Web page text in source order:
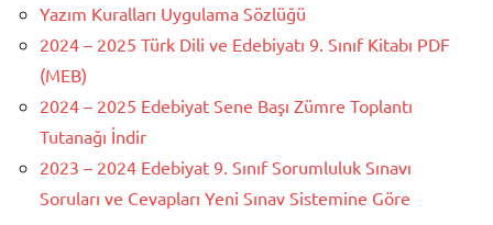
Yazım Kuralları Uygulama Sözlüğü
2024 – 2025 Türk Dili ve Edebiyatı 9. Sınıf Kitabı PDF
(MEB)
2024 – 2025 Edebiyat Sene Başı Zümre Toplantı
Tutanağı İndir
2023 – 2024 Edebiyat 9. Sınıf Sorumluluk Sınavı
Soruları ve Cevapları Yeni Sınav Sistemine Göre